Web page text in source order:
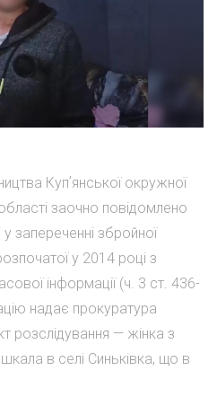
Купʼянської окружної
заочно повідомлено
у запереченні збройної
у 2014 році з
інформації (ч. 3 ст. 436-
надає прокуратура
розслідування — жінка з
в селі Синьківка, що в